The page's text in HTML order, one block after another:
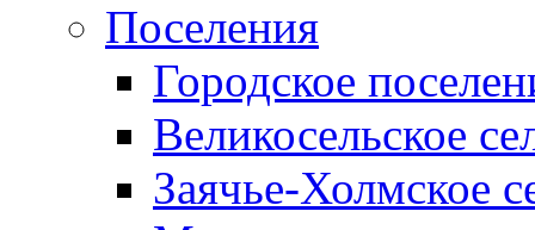
Поселения
Городское
Великосельское
Заячье-Холмское